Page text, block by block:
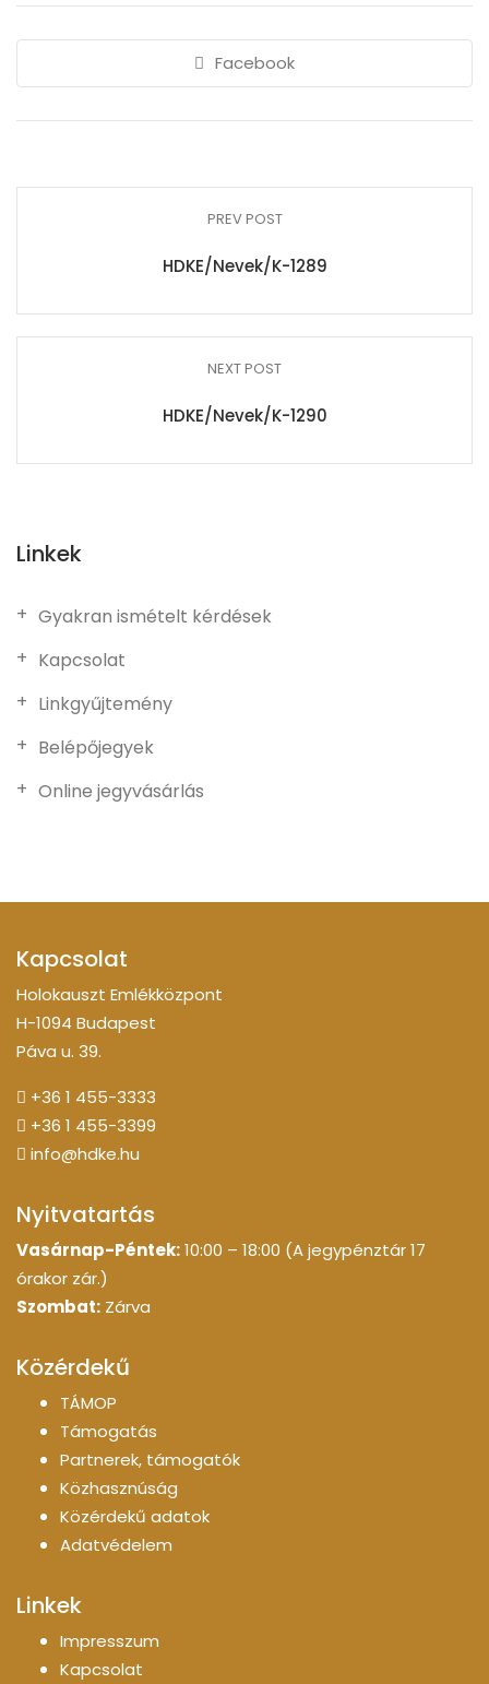
Facebook
PREV POST
HDKE/Nevek/K-1289
NEXT POST
HDKE/Nevek/K-1290
Linkek
Gyakran ismételt kérdések
Kapcsolat
Linkgyűjtemény
Belépőjegyek
Online jegyvásárlás
Kapcsolat
Holokauszt Emlékközpont
H-1094 Budapest
Páva u. 39.
+36 1 455-3333
+36 1 455-3399
info@hdke.hu
Nyitvatartás
Vasárnap-Péntek:10:00 – 18:00 (A jegypénztár 17
órakor zár.)
Szombat: Zárva
Közérdekű
TÁMOP
Támogatás
Partnerek, támogatók
Közhasznúság
Közérdekű adatok
Adatvédelem
Linkek
Impresszum
Kapcsolat